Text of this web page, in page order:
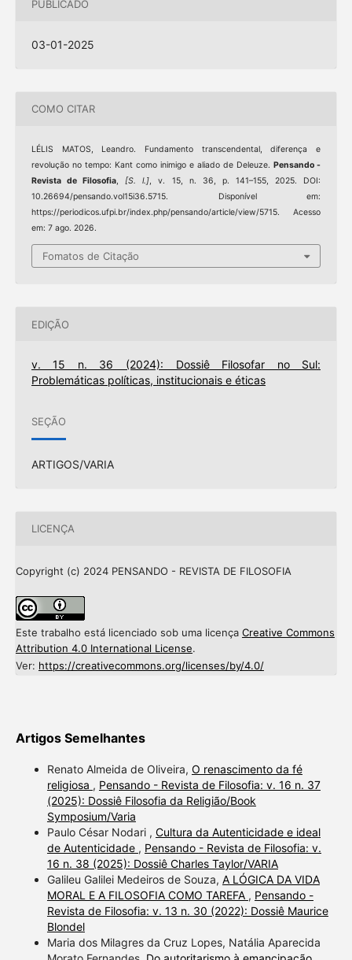
PUBLICADO
03-01-2025
COMO CITAR
LÉLIS MATOS, Leandro. Fundamento transcendental, diferença e
revolução no tempo: Kant como inimigo e aliado de Deleuze.Pensando -
Revista de Filosofia,[S. l.], v. 15, n. 36, p. 141–155, 2025. DOI:
10.26694/pensando.vol15i36.5715. Disponível em:
https://periodicos.ufpi.br/index.php/pensando/article/view/5715. Acesso
em: 7 ago. 2026.
Fomatos de Citação
EDIÇÃO
v. 15 n. 36 (2024): Dossiê Filosofar no Sul:
Problemáticas políticas, institucionais e éticas
SEÇÃO
ARTIGOS/VARIA
LICENÇA
Copyright (c) 2024 PENSANDO - REVISTA DE FILOSOFIA
Este trabalho está licenciado sob uma licença Creative Commons
Attribution 4.0 International License.
Ver: https://creativecommons.org/licenses/by/4.0/
Artigos Semelhantes
Renato Almeida de Oliveira, O renascimento da fé
religiosa , Pensando - Revista de Filosofia: v. 16 n. 37
(2025): Dossiê Filosofia da Religião/Book
Symposium/Varia
Paulo César Nodari , Cultura da Autenticidade e ideal
de Autenticidade , Pensando - Revista de Filosofia: v.
16 n. 38 (2025): Dossiê Charles Taylor/VARIA
Galileu Galilei Medeiros de Souza, A LÓGICA DA VIDA
MORAL E A FILOSOFIA COMO TAREFA , Pensando -
Revista de Filosofia: v. 13 n. 30 (2022): Dossiê Maurice
Blondel
Maria dos Milagres da Cruz Lopes, Natália Aparecida